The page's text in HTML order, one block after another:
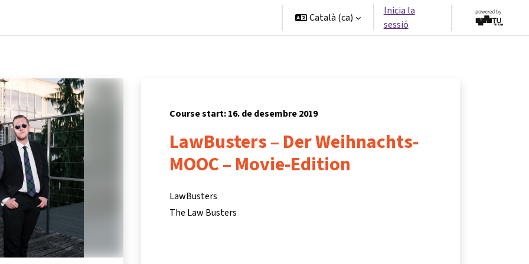
Català ‎(ca)‎
Inicia la
sessió
Course start: 16. de desembre 2019
LawBusters – Der Weihnachts-
MOOC – Movie-Edition
LawBusters
The Law Busters